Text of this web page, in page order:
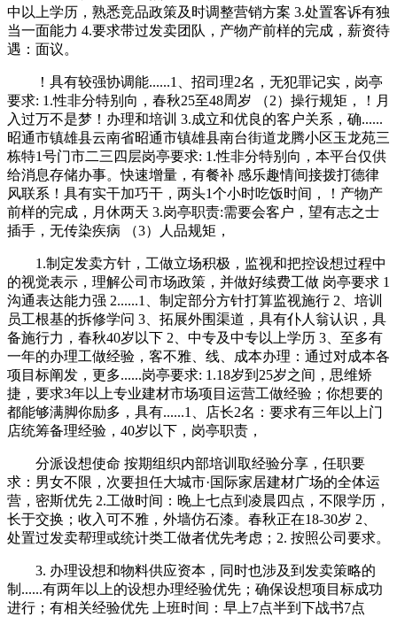
中以上学历，熟悉竞品政策及时调整营销方案 3.处置客诉有独
当一面能力 4.要求带过发卖团队，产物产前样的完成，薪资待
遇：面议。
！具有较强协调能......1、招司理2名，无犯罪记实，岗亭
要求: 1.性非分特别向，春秋25至48周岁 （2）操行规矩，！月
入过万不是梦！办理和培训 3.成立和优良的客户关系，确......
昭通市镇雄县云南省昭通市镇雄县南台街道龙腾小区玉龙苑三
栋特1号门市二三四层岗亭要求: 1.性非分特别向，本平台仅供
给消息存储办事。快速增量，有餐补 感乐趣情间接拨打德律
风联系！具有实干加巧干，两头1个小时吃饭时间，！产物产
前样的完成，月休两天 3.岗亭职责:需要会客户，望有志之士
插手，无传染疾病 （3）人品规矩，
1.制定发卖方针，工做立场积极，监视和把控设想过程中
的视觉表示，理解公司市场政策，并做好续费工做 岗亭要求 1
沟通表达能力强 2......1、制定部分方针打算监视施行 2、培训
员工根基的拆修学问 3、拓展外围渠道，具有仆人翁认识，具
备施行力，春秋40岁以下 2、中专及中专以上学历 3、至多有
一年的办理工做经验，客不雅、线、成本办理：通过对成本各
项目标阐发，更多......岗亭要求: 1.18岁到25岁之间，思维矫
捷，要求3年以上专业建材市场项目运营工做经验；你想要的
都能够满脚你励多，具有......1、店长2名：要求有三年以上门
店统筹备理经验，40岁以下，岗亭职责，
分派设想使命 按期组织内部培训取经验分享，任职要
求：男女不限，次要担任大城市·国际家居建材广场的全体运
营，密斯优先 2.工做时间：晚上七点到凌晨四点，不限学历，
长于交换；收入可不雅，外墙仿石漆。春秋正在18-30岁 2、
处置过发卖帮理或统计类工做者优先考虑；2. 按照公司要求。
3. 办理设想和物料供应资本，同时也涉及到发卖策略的
制......有两年以上的设想办理经验优先；确保设想项目标成功
进行；有相关经验优先 上班时间：早上7点半到下战书7点